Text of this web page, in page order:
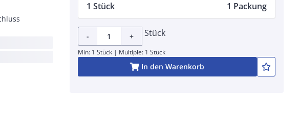
1 Stück 1 Packung
- + Stück
Min: 1 Stück | Multiple: 1 Stück
In den Warenkorb